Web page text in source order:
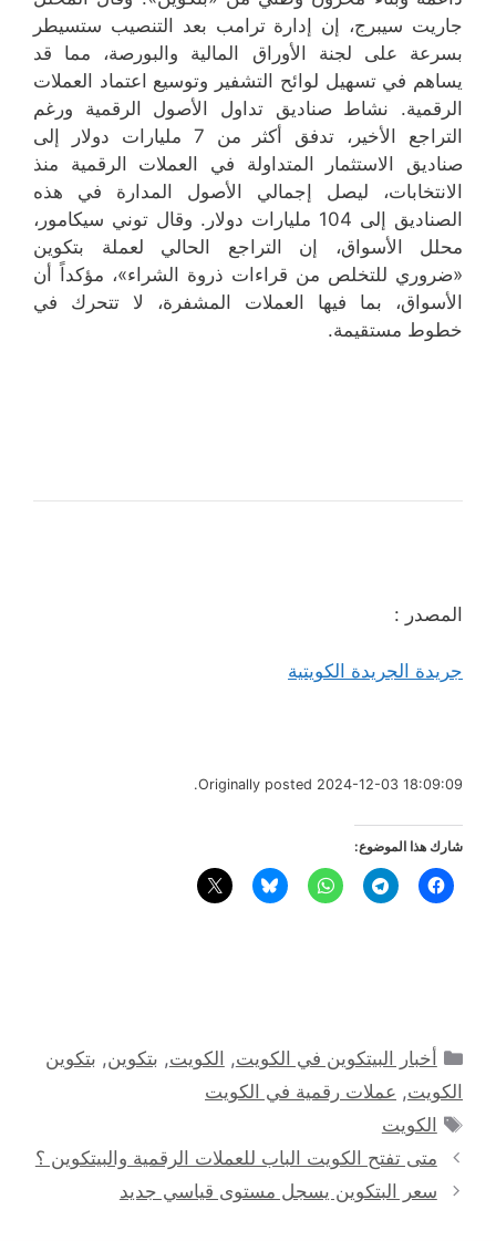
جاريت سيبرج، إن إدارة ترامب بعد التنصيب ستسيطر
بسرعة على لجنة الأوراق المالية والبورصة، مما قد
يساهم في تسهيل لوائح التشفير وتوسيع اعتماد العملات
الرقمية. نشاط صناديق تداول الأصول الرقمية ورغم
التراجع الأخير، تدفق أكثر من 7 مليارات دولار إلى
صناديق الاستثمار المتداولة في العملات الرقمية منذ
الانتخابات، ليصل إجمالي الأصول المدارة في هذه
الصناديق إلى 104 مليارات دولار. وقال توني سيكامور،
محلل الأسواق، إن التراجع الحالي لعملة بتكوين
«ضروري للتخلص من قراءات ذروة الشراء»، مؤكداً أن
الأسواق، بما فيها العملات المشفرة، لا تتحرك في
خطوط مستقيمة.
المصدر :
جريدة الجريدة الكويتية
Originally posted 2024-12-03 18:09:09.
شارك هذا الموضوع:
التصنيفات
أخبار البيتكوين في الكويت, الكويت, بتكوين, بتكوين
الكويت, عملات رقمية في الكويت
الوسوم
الكويت
متى تفتح الكويت الباب للعملات الرقمية والبيتكوين ؟
سعر البتكوين يسجل مستوى قياسي جديد